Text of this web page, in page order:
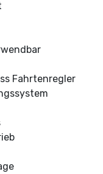
Fahrtenregler